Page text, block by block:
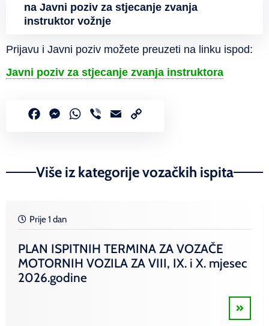
na Javni poziv za stjecanje zvanja
instruktor vožnje
Prijavu i Javni poziv možete preuzeti na linku ispod:
Javni poziv za stjecanje zvanja instruktora
FacebookMessenger
WhatsApp
Viber Email
Više iz kategorije vozačkih ispita
Prije 1 dan
PLAN ISPITNIH TERMINA ZA VOZAČE
MOTORNIH VOZILA ZA VIII, IX. i X. mjesec
2026.godine